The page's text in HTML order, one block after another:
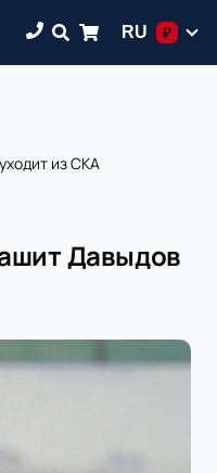
RU ₽
из СКА
Давыдов